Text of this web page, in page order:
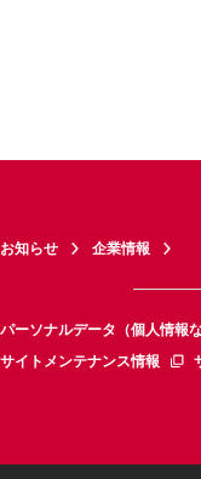
お知らせ 企業情報
パーソナルデータ（個人情報
サイトメンテナンス情報